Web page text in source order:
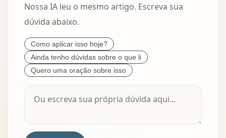
Nossa IA leu o mesmo artigo. Escreva sua
dúvida abaixo.
Como aplicar isso hoje?
Ainda tenho dúvidas sobre o que li
Quero uma oração sobre isso